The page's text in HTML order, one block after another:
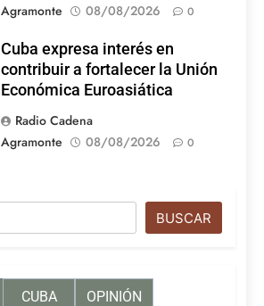
Agramonte
08/08/2026 0
Cuba expresa interés en
contribuir a fortalecer la Unión
Económica Euroasiática
Radio Cadena
Agramonte
08/08/2026 0
BUSCAR
CUBA OPINIÓN